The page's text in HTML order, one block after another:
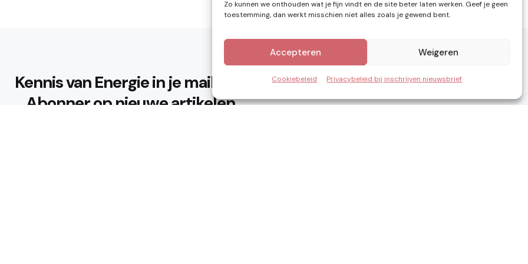
Zo kunnen we onthouden wat je fijn vindt en de site beter laten werken. Geef je geen
toestemming, dan werkt misschien niet alles zoals je gewend bent.
Accepteren Weigeren
Cookiebeleid Privacybeleid bij inschrijven nieuwsbrief
Kennis van Energie in je mailbox?
Abonner op nieuwe artikelen.